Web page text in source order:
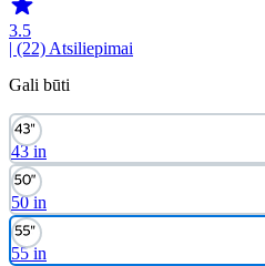
3.5
| (22) Atsiliepimai
Gali būti
43 in
50 in
55 in